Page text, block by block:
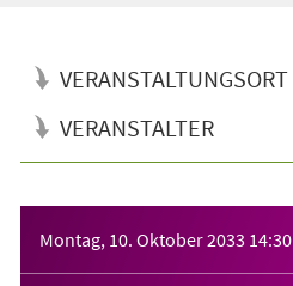
VERANSTALTUNGSORT
VERANSTALTER
Montag, 10. Oktober 2033 14:30